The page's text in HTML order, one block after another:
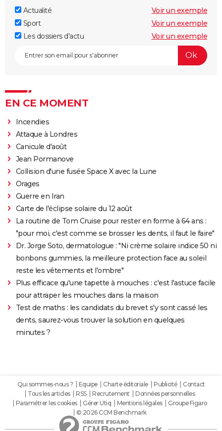
Actualité
Voir un exemple
Sport
Voir un exemple
Les dossiers d'actu
Voir un exemple
EN CE MOMENT
Incendies
Attaque à Londres
Canicule d'août
Jean Pormanove
Collision d'une fusée Space X avec la Lune
Orages
Guerre en Iran
Carte de l'éclipse solaire du 12 août
La routine de Tom Cruise pour rester en forme à 64 ans :
"pour moi, c'est comme se brosser les dents, il faut le faire"
Dr. Jorge Soto, dermatologue : "Ni crème solaire indice 50 ni
bonbons gummies, la meilleure protection face au soleil
reste les vêtements et l'ombre"
Plus efficace qu'une tapette à mouches : c'est l'astuce facile
pour attraper les mouches dans la maison
Test de maths : les candidats du brevet s'y sont cassé les
dents, saurez-vous trouver la solution en quelques
minutes ?
Qui sommes-nous ? Equipe Charte éditoriale Publicité
Contact
Tous les articles
RSS Recrutement
Données personnelles
Paramétrer les cookies
Gérer Utiq Mentions légales
Groupe Figaro
© 2026 CCM Benchmark